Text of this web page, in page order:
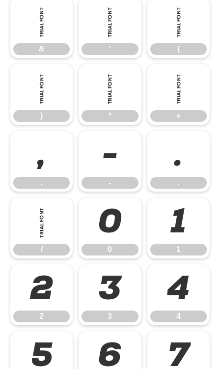
&
&
'
'
(
(
)
)
*
*
+
+
,
,
-
-
.
.
/
/
0
0
1
1
2
2
3
3
4
4
5 6 7